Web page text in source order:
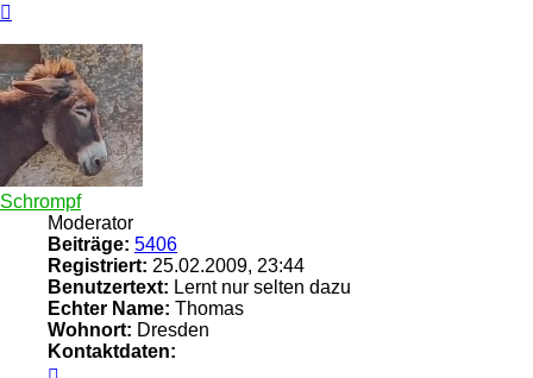
Schrompf
Moderator
Beiträge: 5406
Registriert: 25.02.2009, 23:44
Benutzertext: Lernt nur selten dazu
Echter Name: Thomas
Wohnort: Dresden
Kontaktdaten: